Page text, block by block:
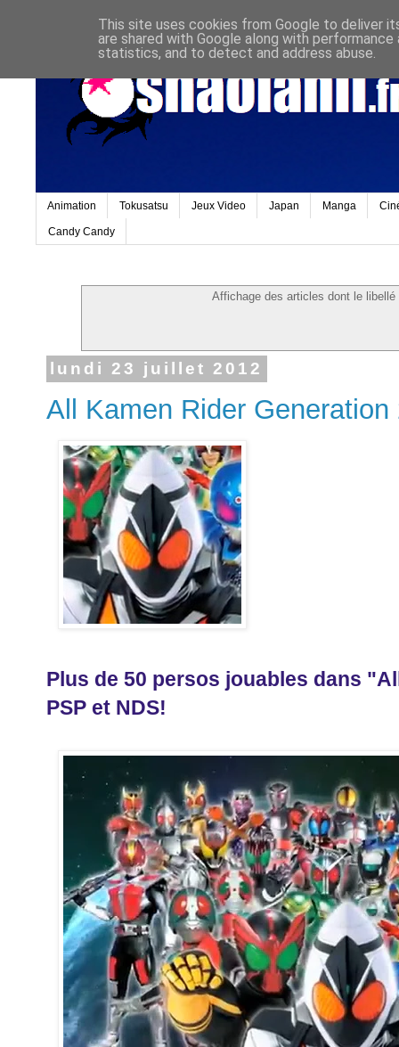
Animation Tokusatsu Jeux Video Japan Manga
Candy Candy
Affichage des articles dont le
lundi 23 juillet 2012
All Kamen Rider
Plus de 50 persos jouables dans
PSP et NDS!
This site uses cookies from Google to deliver
are shared with Google along with
statistics, and to detect and address abuse.